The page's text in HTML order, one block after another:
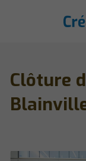
Clôture